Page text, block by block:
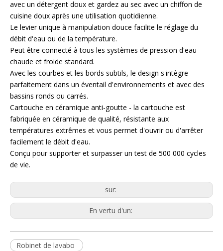
avec un détergent doux et gardez au sec avec un chiffon de
cuisine doux après une utilisation quotidienne.
Le levier unique à manipulation douce facilite le réglage du
débit d'eau ou de la température.
Peut être connecté à tous les systèmes de pression d'eau
chaude et froide standard.
Avec les courbes et les bords subtils, le design s'intègre
parfaitement dans un éventail d'environnements et avec des
bassins ronds ou carrés.
Cartouche en céramique anti-goutte - la cartouche est
fabriquée en céramique de qualité, résistante aux
températures extrêmes et vous permet d'ouvrir ou d'arrêter
facilement le débit d'eau.
Conçu pour supporter et surpasser un test de 500 000 cycles
de vie.
sur:
En vertu d'un:
Robinet de lavabo